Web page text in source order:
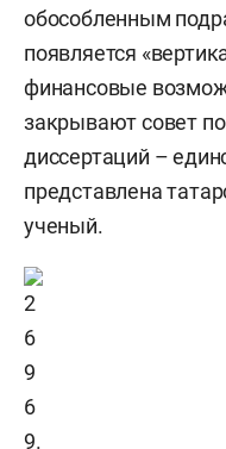
обособленным
появляется
финансовые
закрывают совет
диссертаций –
представлена
ученый.